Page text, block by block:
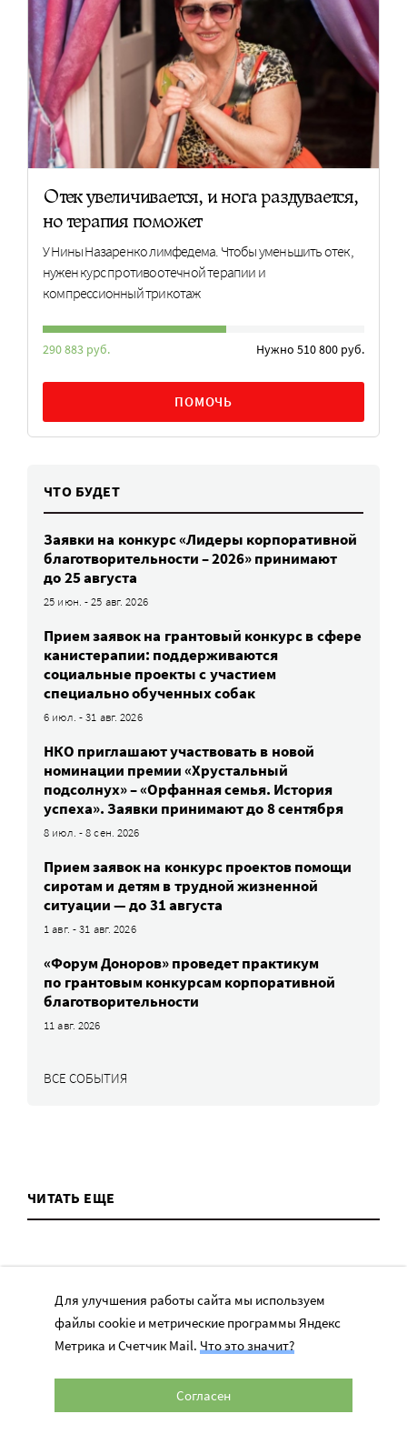
Отек увеличивается, и нога раздувается,
но терапия поможет
У Нины Назаренко лимфедема. Чтобы уменьшить отек,
нужен курс противоотечной терапии и
компрессионный трикотаж
290 883 руб. Нужно 510 800 руб.
ПОМОЧЬ
ЧТО БУДЕТ
Заявки на конкурс «Лидеры корпоративной
благотворительности – 2026» принимают
до 25 августа
25 июн. - 25 авг. 2026
Прием заявок на грантовый конкурс в сфере
канистерапии: поддерживаются
социальные проекты с участием
специально обученных собак
6 июл. - 31 авг. 2026
НКО приглашают участвовать в новой
номинации премии «Хрустальный
подсолнух» – «Орфанная семья. История
успеха». Заявки принимают до 8 сентября
8 июл. - 8 сен. 2026
Прием заявок на конкурс проектов помощи
сиротам и детям в трудной жизненной
ситуации — до 31 августа
1 авг. - 31 авг. 2026
«Форум Доноров» проведет практикум
по грантовым конкурсам корпоративной
благотворительности
11 авг. 2026
ВСЕ СОБЫТИЯ
ЧИТАТЬ ЕЩЕ
ТЕМЫ
Вера
Законы
Для улучшения работы сайта мы используем
файлы cookie и метрические программы Яндекс
Метрика и Счетчик Mail. Что это значит?
Согласен